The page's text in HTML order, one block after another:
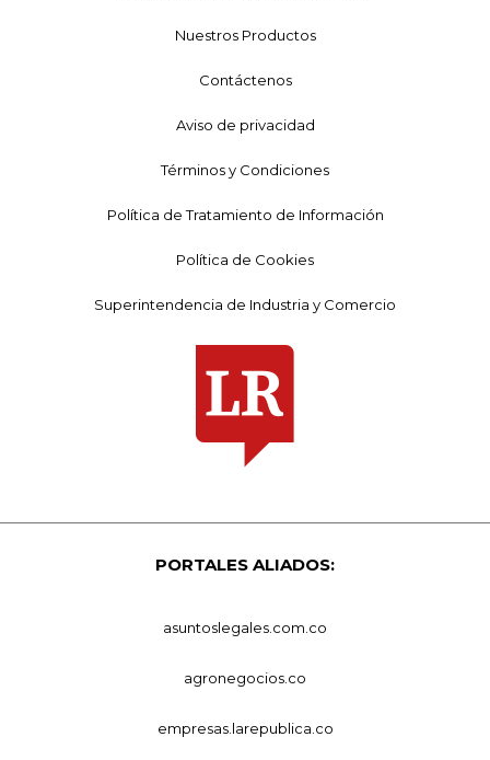
Nuestros Productos
Contáctenos
Aviso de privacidad
Términos y Condiciones
Política de Tratamiento de Información
Política de Cookies
Superintendencia de Industria y Comercio
PORTALES ALIADOS:
asuntoslegales.com.co
agronegocios.co
empresas.larepublica.co